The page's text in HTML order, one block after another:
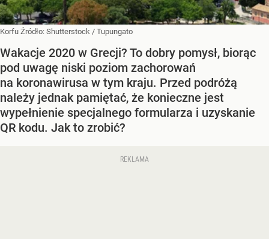
Korfu Źródło: Shutterstock / Tupungato
Wakacje 2020 w Grecji? To dobry pomysł, biorąc
pod uwagę niski poziom zachorowań
na koronawirusa w tym kraju. Przed podróżą
należy jednak pamiętać, że konieczne jest
wypełnienie specjalnego formularza i uzyskanie
QR kodu. Jak to zrobić?